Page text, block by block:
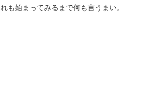
れも始まってみるまで何も言うまい。